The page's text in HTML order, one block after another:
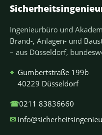
Ingenieurbüro und
Brand-, Anlagen- und
– aus Düsseldorf,
⌖ Gumbertstraße 199b
40229 Düsseldorf
☎0211 83836660
✉